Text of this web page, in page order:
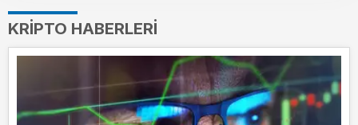
KRIPTO HABERLERI